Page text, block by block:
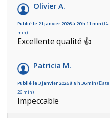
Olivier A.
Publié le 21 janvier 2026 à 20 h 11 min
min)
Excellente qualité 👍
Patricia M.
Publié le 3 janvier 2026 à 8 h 36 min (Date
26 min)
Impeccable